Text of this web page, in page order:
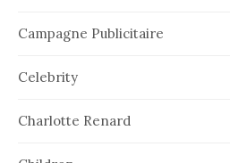
Campagne Publicitaire
Celebrity
Charlotte Renard